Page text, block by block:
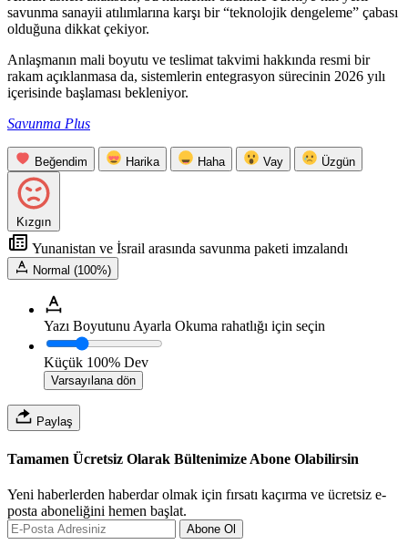
savunma sanayii atılımlarına karşı bir “teknolojik dengeleme” çabası
olduğuna dikkat çekiyor.
Anlaşmanın mali boyutu ve teslimat takvimi hakkında resmi bir
rakam açıklanmasa da, sistemlerin entegrasyon sürecinin 2026 yılı
içerisinde başlaması bekleniyor.
Savunma Plus
Beğendim Harika Haha Vay Üzgün
Kızgın
Yunanistan ve İsrail arasında savunma paketi imzalandı
Normal (100%)
Yazı Boyutunu Ayarla Okuma rahatlığı için seçin
Küçük 100% Dev
Varsayılana dön
Paylaş
Tamamen Ücretsiz Olarak Bültenimize Abone Olabilirsin
Yeni haberlerden haberdar olmak için fırsatı kaçırma ve ücretsiz e-
posta aboneliğini hemen başlat.
Abone Ol